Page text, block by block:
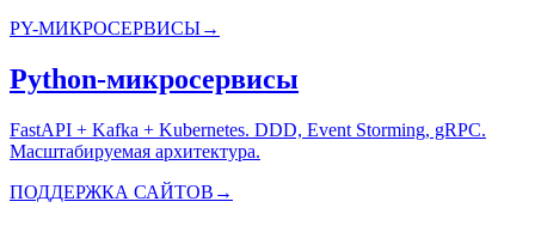
PY-МИКРОСЕРВИСЫ→
Python-микросервисы
FastAPI + Kafka + Kubernetes. DDD, Event Storming, gRPC.
Масштабируемая архитектура.
ПОДДЕРЖКА САЙТОВ →